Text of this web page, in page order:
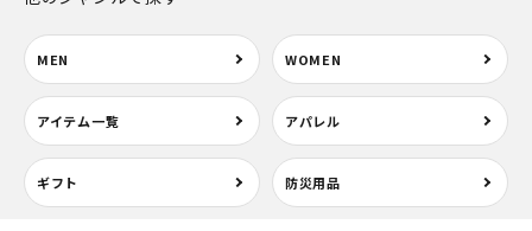
MEN WOMEN
アイテム一覧 アパレル
ギフト 防災用品